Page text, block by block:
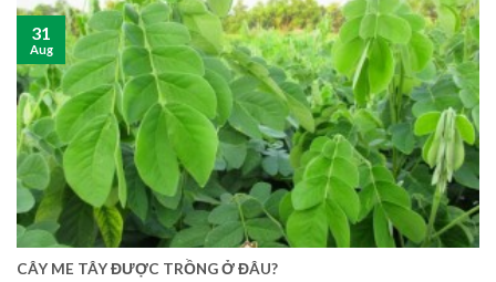
CÂY ME TÂY ĐƯỢC TRỒNG Ở ĐÂU?
31
Aug